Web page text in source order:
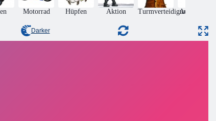
Tabby -Insel Cookie Crush 2
Motorrad Hüpfen Aktion TurmverteidigungAdventures
Darker